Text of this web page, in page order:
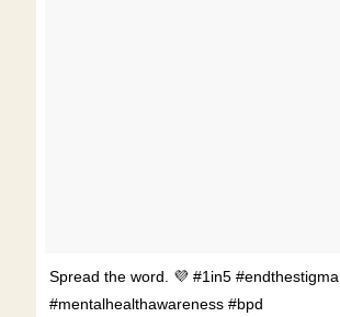
Spread the word. 💜 #1in5 #endthestigma
#mentalhealthawareness #bpd